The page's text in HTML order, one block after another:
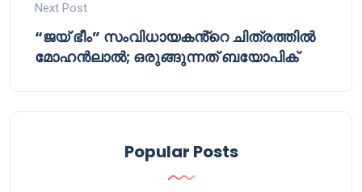
Next Post
“ജയ് ഭീം” സംവിധായകൻ്റെ ചിത്രത്തിൽ
മോഹൻലാൽ; ഒരുങ്ങുന്നത് ബയോപിക്
Popular Posts